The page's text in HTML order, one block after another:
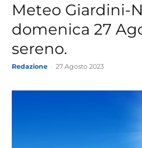
Meteo Giardini-
domenica 27
sereno.
Redazione 27 Agosto 2023